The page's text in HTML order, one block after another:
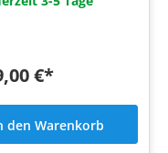
€*
den Warenkorb